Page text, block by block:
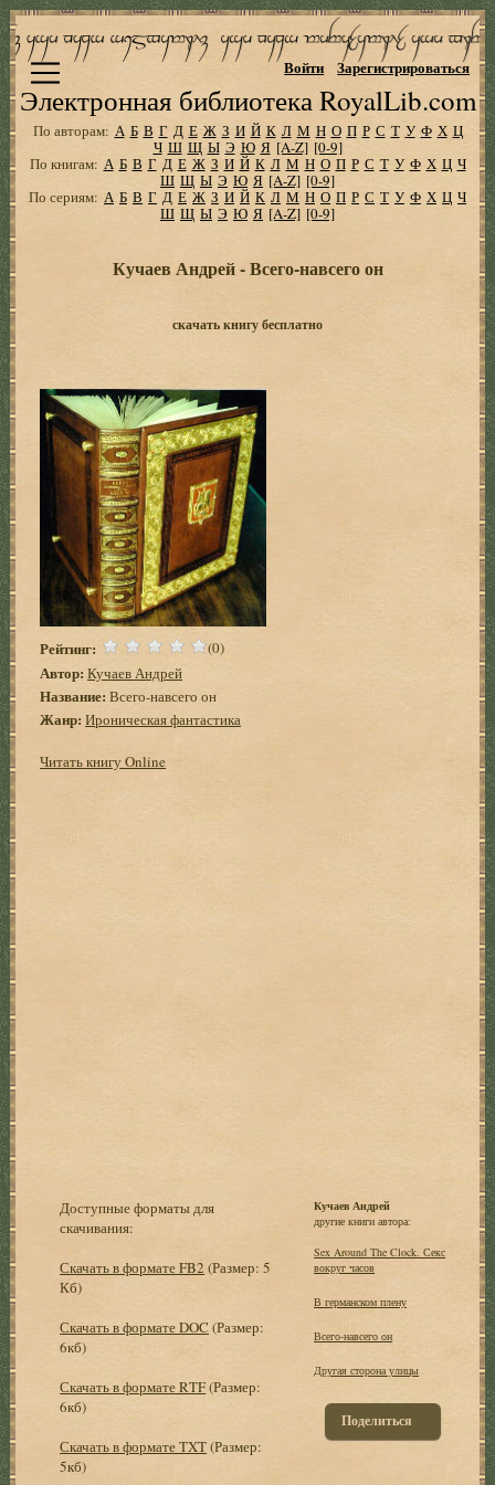
Электронная библиотека RoyalLib.com
Войти Зарегистрироваться
По авторам: А Б В Г Д Е Ж З И Й К Л М Н О П Р С Т У Ф Х Ц
Ч Ш Щ Ы Э Ю Я [A-Z] [0-9]
По книгам: А Б В Г Д Е Ж З И Й К Л М Н О П Р С Т У Ф Х Ц Ч
Ш Щ Ы Э Ю Я [A-Z] [0-9]
По сериям: А Б В Г Д Е Ж З И Й К Л М Н О П Р С Т У Ф Х Ц Ч
Ш Щ Ы Э Ю Я [A-Z] [0-9]
Кучаев Андрей - Всего-навсего он
скачать книгу бесплатно
Рейтинг: (0)
Автор: Кучаев Андрей
Название: Всего-навсего он
Жанр: Ироническая фантастика
Читать книгу Online
Доступные форматы для
скачивания:
Скачать в формате FB2 (Размер: 5
Кб)
Скачать в формате DOC (Размер:
6кб)
Скачать в формате RTF(Размер:
6кб)
Скачать в формате TXT(Размер:
5кб)
Кучаев Андрей
другие книги автора:
Sex Around The Clock. Секс
вокруг часов
В германском плену
Всего-навсего он
Другая сторона улицы
Поделиться